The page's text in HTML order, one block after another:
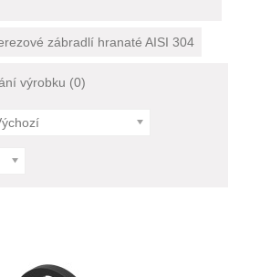
zábradlí hranaté AISI 304
výrobku (0)